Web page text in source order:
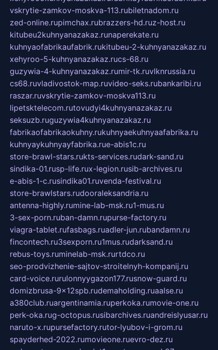
vskrytie-zamkov-moskva-113.rubiletnadom.ru
zed-online.rupimchax.rubrazzers-hd.ruz-host.ru
kitubeu2kuhnyanazakaz.runaperekate.ru
kuhnyaofabrikaufabrik.rukitubeu-2-kuhnyanazakaz.ru
xehyroo-5-kuhnyanazakaz.rucs-68.ru
guzywia-4-kuhnyanazakaz.rumir-tk.ruvlknrussia.ru
cs68.ruvladivostok-map.ruvideo-seks.rubankaribi.ru
raszar.ruvskrytie-zamkov-moskva113.ru
lipetsktelecom.rutovudyi4kuhnyanazakaz.ru
seksuzb.ruguzywia4kuhnyanazakaz.ru
fabrikaofabrikaokuhny.rukuhnyaekuhnyaafabrika.ru
kuhnyaykuhnyayfabrika.rue-abis1c.ru
store-brawl-stars.rukts-services.rudark-sand.ru
sindika-01.rusp-life.rux-legion.rusib-archives.ru
e-abis-1-c.rusindika01.ruvenda-festival.ru
store-brawlstars.rudooraleksandria.ru
antenna-highly.rumine-lab-msk.ru1-mus.ru
3-sex-porn.ruban-damn.rupurse-factory.ru
viagra-tablet.rufasbags.ruadler-jun.rubandamn.ru
fincontech.ru3sexporn.ru1mus.rudarksand.ru
rebus-toys.ruminelab-msk.rurtdco.ru
seo-prodvizhenie-sajtov-stroitelnyh-kompanij.ru
card-voice.rurulonnyygazon177.rusnow-guard.ru
domizbrusa-9x12spb.rudemaholding.ruaalse.ru
a380club.ruargentinamia.ruperkoka.rumovie-one.ru
perk-oka.rug-octopus.rusibarchives.ruandreislyusar.ru
naruto-x.rupursefactory.rutor-lyubov-i-grom.ru
spayderhed-2022.rumovieone.ruevro-dez.ru